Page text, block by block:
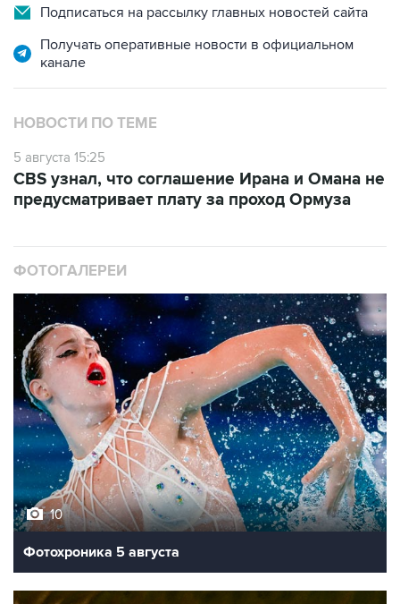
Подписаться на рассылку главных новостей сайта
Получать оперативные новости в официальном
канале
НОВОСТИ ПО ТЕМЕ
5 августа 15:25
CBS узнал, что соглашение Ирана и Омана не
предусматривает плату за проход Ормуза
ФОТОГАЛЕРЕИ
10
Фотохроника 5 августа